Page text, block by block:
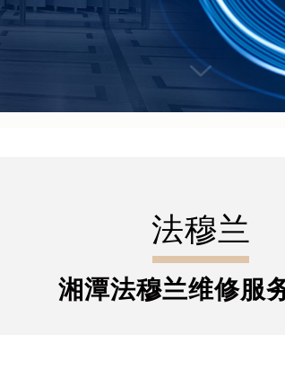
法穆兰
湘潭法穆兰维修服